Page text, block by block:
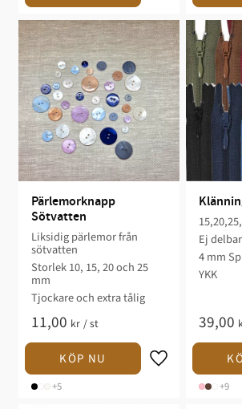
Pärlemorknapp
Sötvatten
Liksidig pärlemor från
sötvatten
Storlek 10, 15, 20 och 25
mm
Tjockare och extra tålig
11,00 kr /st
+5
Ej delbar
4 mm
YKK
39,00
+9